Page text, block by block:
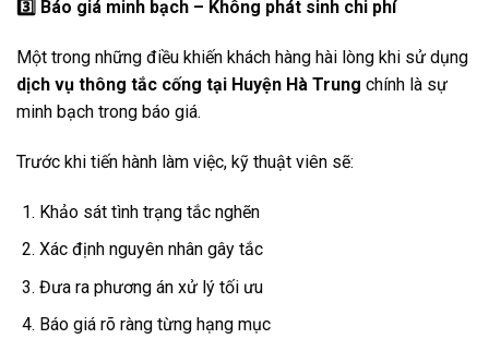
3️ Báo giá minh bạch – Không phát sinh chi phí
Một trong những điều khiến khách hàng hài lòng khi sử dụng
dịch vụ thông tắc cống tại Huyện Hà Trung chính là sự
minh bạch trong báo giá.
Trước khi tiến hành làm việc, kỹ thuật viên sẽ:
Khảo sát tình trạng tắc nghẽn
Xác định nguyên nhân gây tắc
Đưa ra phương án xử lý tối ưu
Báo giá rõ ràng từng hạng mục